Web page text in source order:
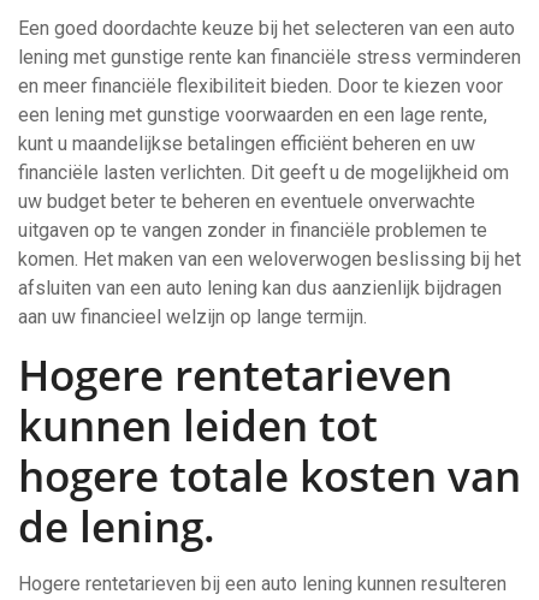
Een goed doordachte keuze bij het selecteren van een auto
lening met gunstige rente kan financiële stress verminderen
en meer financiële flexibiliteit bieden. Door te kiezen voor
een lening met gunstige voorwaarden en een lage rente,
kunt u maandelijkse betalingen efficiënt beheren en uw
financiële lasten verlichten. Dit geeft u de mogelijkheid om
uw budget beter te beheren en eventuele onverwachte
uitgaven op te vangen zonder in financiële problemen te
komen. Het maken van een weloverwogen beslissing bij het
afsluiten van een auto lening kan dus aanzienlijk bijdragen
aan uw financieel welzijn op lange termijn.
Hogere rentetarieven
kunnen leiden tot
hogere totale kosten van
de lening.
Hogere rentetarieven bij een auto lening kunnen resulteren